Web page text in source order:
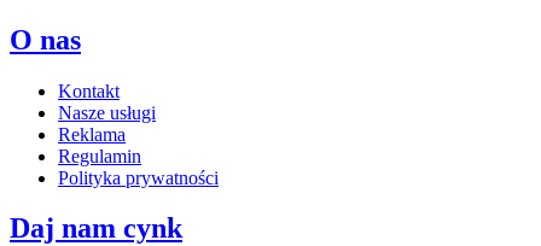
O nas
Kontakt
Nasze usługi
Reklama
Regulamin
Polityka prywatności
Daj nam cynk